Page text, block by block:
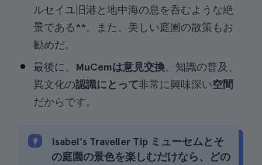
ルセイユ旧港と地中海の息を呑むような絶
景である**。また、美しい庭園の散策もお
勧めだ。
最後に、 MuCemは意見交換 、知識の普及、
異文化の認識にとって非常に興味深い空間
だからです。
Isabel's Traveller Tip ミューセムとそ
の庭園の景色を楽しむだけなら、どの